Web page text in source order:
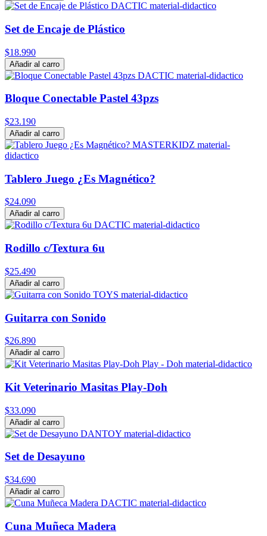
Set de Encaje de Plástico
$18.990
Añadir al carro
Bloque Conectable Pastel 43pzs
$23.190
Añadir al carro
Tablero Juego ¿Es Magnético?
$24.090
Añadir al carro
Rodillo c/Textura 6u
$25.490
Añadir al carro
Guitarra con Sonido
$26.890
Añadir al carro
Kit Veterinario Masitas Play-Doh
$33.090
Añadir al carro
Set de Desayuno
$34.690
Añadir al carro
Cuna Muñeca Madera